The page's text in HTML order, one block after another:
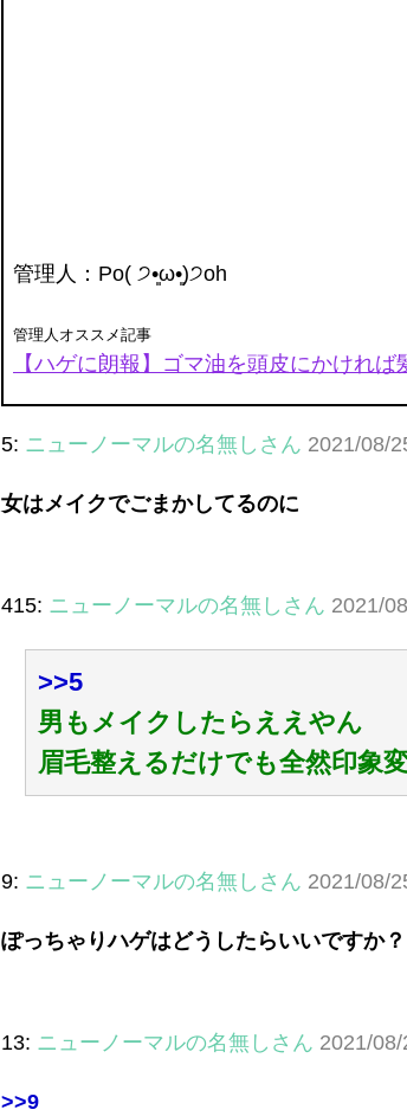
管理人 ：Po( ੭•͈ω•͈)੭oh
管理人オススメ記事
【ハゲに朗報】ゴマ油を頭皮にかけれ
5: ニューノーマルの名無しさん 2021/08/
女はメイクでごまかしてるのに
415: ニューノーマルの名無しさん 2021/
>>5
男もメイクしたらええやん
眉毛整えるだけでも全然印象
9: ニューノーマルの名無しさん 2021/08/
ぽっちゃりハゲはどうしたらいいですか？
13: ニューノーマルの名無しさん 2021/
>>9